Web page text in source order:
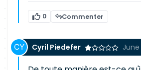
0 Commenter
Cyril Piedefer June